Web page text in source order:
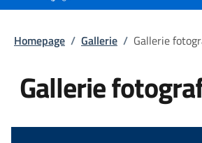
Homepage / Gallerie / Gallerie
Gallerie